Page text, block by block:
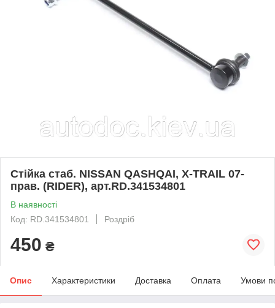
Стійка стаб. NISSAN QASHQAI, X-TRAIL 07-
прав. (RIDER), арт.RD.341534801
В наявності
Код: RD.341534801
Роздріб
450 ₴
Опис Характеристики Доставка Оплата Умови